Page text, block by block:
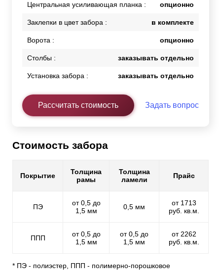
Центральная усиливающая планка : опционно
Заклепки в цвет забора : в комплекте
Ворота : опционно
Столбы : заказывать отдельно
Установка забора : заказывать отдельно
Рассчитать стоимость Задать вопрос
Стоимость забора
Покрытие
Толщина
рамы
Толщина
ламели
Прайс
ПЭ
от 0,5 до
1,5 мм
0,5 мм
от 1713
руб. кв.м.
ППП
от 0,5 до
1,5 мм
от 0,5 до
1,5 мм
от 2262
руб. кв.м.
* ПЭ - полиэстер, ППП - полимерно-порошковое